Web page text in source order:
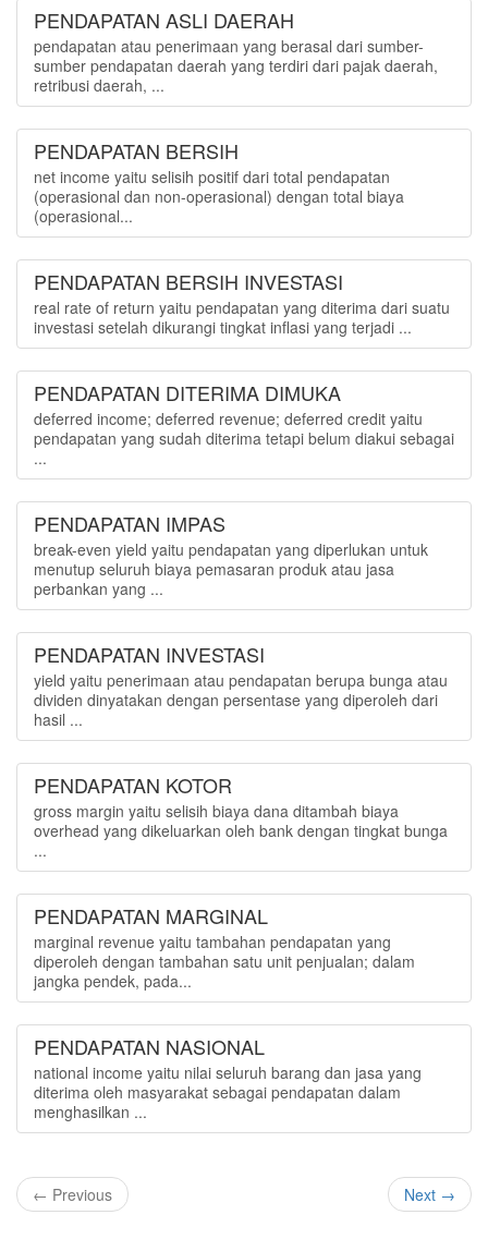
PENDAPATAN ASLI DAERAH
pendapatan atau penerimaan yang berasal dari sumber-
sumber pendapatan daerah yang terdiri dari pajak daerah,
retribusi daerah, ...
PENDAPATAN BERSIH
net income yaitu selisih positif dari total pendapatan
(operasional dan non-operasional) dengan total biaya
(operasional...
PENDAPATAN BERSIH INVESTASI
real rate of return yaitu pendapatan yang diterima dari suatu
investasi setelah dikurangi tingkat inflasi yang terjadi ...
PENDAPATAN DITERIMA DIMUKA
deferred income; deferred revenue; deferred credit yaitu
pendapatan yang sudah diterima tetapi belum diakui sebagai
...
PENDAPATAN IMPAS
break-even yield yaitu pendapatan yang diperlukan untuk
menutup seluruh biaya pemasaran produk atau jasa
perbankan yang ...
PENDAPATAN INVESTASI
yield yaitu penerimaan atau pendapatan berupa bunga atau
dividen dinyatakan dengan persentase yang diperoleh dari
hasil ...
PENDAPATAN KOTOR
gross margin yaitu selisih biaya dana ditambah biaya
overhead yang dikeluarkan oleh bank dengan tingkat bunga
...
PENDAPATAN MARGINAL
marginal revenue yaitu tambahan pendapatan yang
diperoleh dengan tambahan satu unit penjualan; dalam
jangka pendek, pada...
PENDAPATAN NASIONAL
national income yaitu nilai seluruh barang dan jasa yang
diterima oleh masyarakat sebagai pendapatan dalam
menghasilkan ...
← Previous Next →